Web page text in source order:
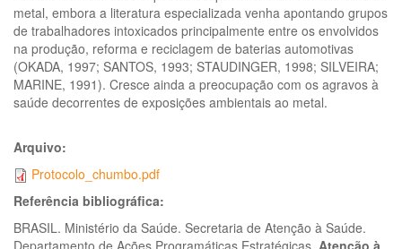
metal, embora a literatura especializada venha apontando grupos
de trabalhadores intoxicados principalmente entre os envolvidos
na produção, reforma e reciclagem de baterias automotivas
(OKADA, 1997; SANTOS, 1993; STAUDINGER, 1998; SILVEIRA;
MARINE, 1991). Cresce ainda a preocupação com os agravos à
saúde decorrentes de exposições ambientais ao metal.
Arquivo:
Protocolo_chumbo.pdf
Referência bibliográfica:
BRASIL. Ministério da Saúde. Secretaria de Atenção à Saúde.